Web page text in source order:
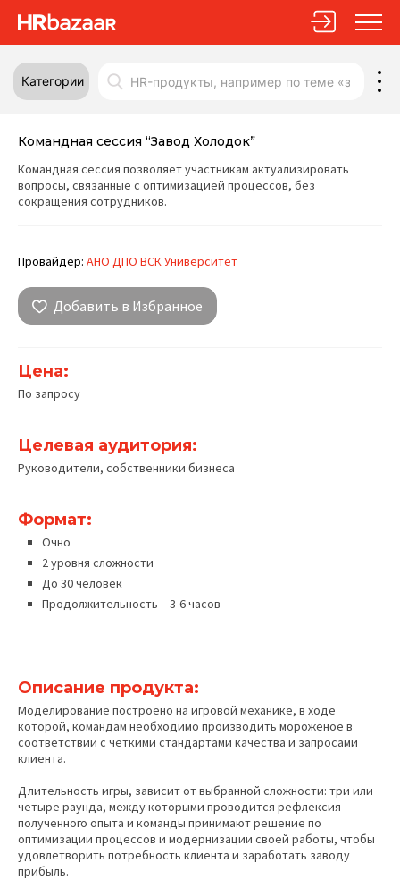
Категории
Командная сессия “Завод Холодок”
Командная сессия позволяет участникам актуализировать
вопросы, связанные с оптимизацией процессов, без
сокращения сотрудников.
Провайдер: АНО ДПО ВСК Университет
Добавить в Избранное
Цена:
По запросу
Целевая аудитория:
Руководители, собственники бизнеса
Формат:
Очно
2 уровня сложности
До 30 человек
Продолжительность – 3-6 часов
Описание продукта:
Моделирование построено на игровой механике, в ходе
которой, командам необходимо производить мороженое в
соответствии с четкими стандартами качества и запросами
клиента.
Длительность игры, зависит от выбранной сложности: три или
четыре раунда, между которыми проводится рефлексия
полученного опыта и команды принимают решение по
оптимизации процессов и модернизации своей работы, чтобы
удовлетворить потребность клиента и заработать заводу
прибыль.